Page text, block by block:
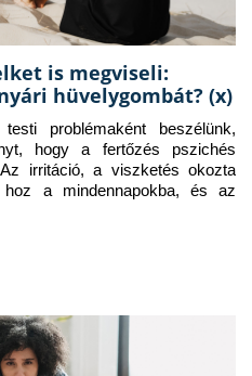
is megviseli:
hüvelygombát? (x)
problémaként beszélünk,
hogy a fertőzés pszichés
irritáció, a viszketés okozta
a mindennapokba, és az